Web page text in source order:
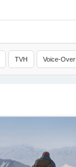
TVH Voice-Over